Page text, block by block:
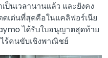
นเวลานานแล้ว และยังคง
ดเด่นที่สุดคือในแคลิฟอร์เนีย
ได้รับใบอนุญาตสุดท้าย
ร้คนขับเชิงพาณิชย์